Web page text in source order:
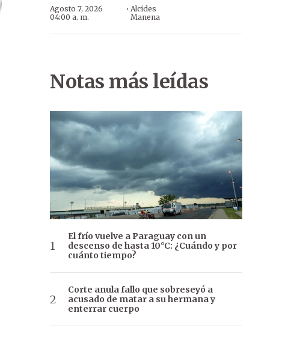
Momento en que lo bajaban de la ambulancia en CDE.
Agosto 7, 2026
04:00 a. m.
·Alcides
Manena
Notas más leídas
El frío vuelve a Paraguay con un
descenso de hasta 10°C: ¿Cuándo y por
cuánto tiempo?
Corte anula fallo que sobreseyó a
acusado de matar a su hermana y
enterrar cuerpo